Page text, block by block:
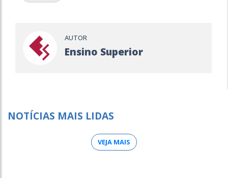
AUTOR
Ensino Superior
NOTÍCIAS MAIS LIDAS
VEJA MAIS